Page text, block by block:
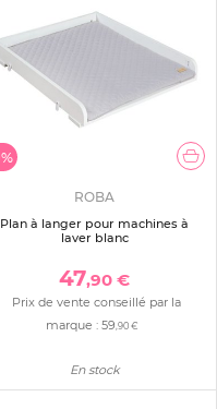
ROBA
Plan à langer pour machines à
laver blanc
47,90 €
Prix de vente conseillé par la
marque :59,90 €
En stock